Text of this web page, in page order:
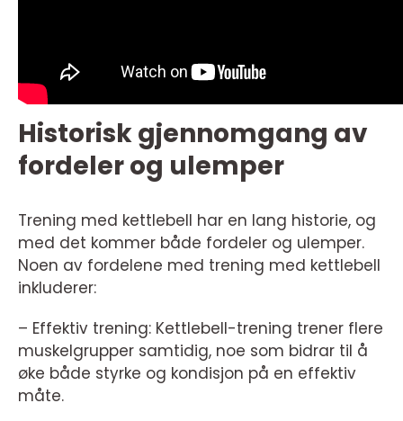
Historisk gjennomgang av
fordeler og ulemper
Trening med kettlebell har en lang historie, og
med det kommer både fordeler og ulemper.
Noen av fordelene med trening med kettlebell
inkluderer:
– Effektiv trening: Kettlebell-trening trener flere
muskelgrupper samtidig, noe som bidrar til å
øke både styrke og kondisjon på en effektiv
måte.